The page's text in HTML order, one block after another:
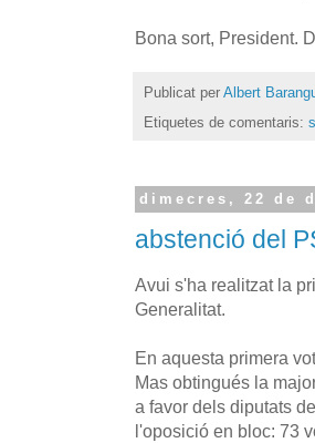
Bona sort, President.
Publicat per Albert
Etiquetes de comentaris:
dimecres, 22 de
abstenció del
Avui s'ha realitzat la
Generalitat.
En aquesta primera
Mas obtingués la
a favor dels diputats
l'oposició en bloc: 73